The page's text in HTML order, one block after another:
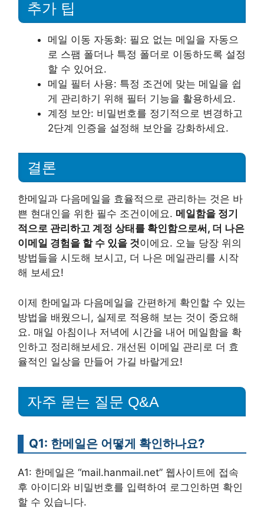
추가 팁
메일 이동 자동화: 필요 없는 메일을 자동으
로 스팸 폴더나 특정 폴더로 이동하도록 설정
할 수 있어요.
메일 필터 사용: 특정 조건에 맞는 메일을 쉽
게 관리하기 위해 필터 기능을 활용하세요.
계정 보안: 비밀번호를 정기적으로 변경하고
2단계 인증을 설정해 보안을 강화하세요.
결론
한메일과 다음메일을 효율적으로 관리하는 것은 바
쁜 현대인을 위한 필수 조건이에요. 메일함을 정기
적으로 관리하고 계정 상태를 확인함으로써, 더 나은
이메일 경험을 할 수 있을 것이에요. 오늘 당장 위의
방법들을 시도해 보시고, 더 나은 메일관리를 시작
해 보세요!
이제 한메일과 다음메일을 간편하게 확인할 수 있는
방법을 배웠으니, 실제로 적용해 보는 것이 중요해
요. 매일 아침이나 저녁에 시간을 내어 메일함을 확
인하고 정리해보세요. 개선된 이메일 관리로 더 효
율적인 일상을 만들어 가길 바랄게요!
자주 묻는 질문 Q&A
Q1: 한메일은 어떻게 확인하나요?
A1: 한메일은 “mail.hanmail.net” 웹사이트에 접속
후 아이디와 비밀번호를 입력하여 로그인하면 확인
할 수 있습니다.